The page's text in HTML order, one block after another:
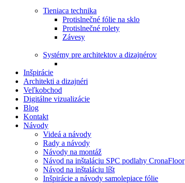
Tieniaca technika
Protislnečné fólie na sklo
Protislnečné rolety
Závesy
Systémy pre architektov a dizajnérov
Inšpirácie
Architekti a dizajnéri
Veľkobchod
Digitálne vizualizácie
Blog
Kontakt
Návody
Videá a návody
Rady a návody
Návody na montáž
Návod na inštaláciu SPC podlahy CronaFloor
Návod na inštaláciu líšt
Inšpirácie a návody samolepiace fólie